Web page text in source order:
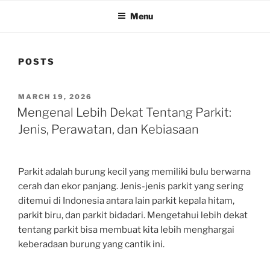
Menu
POSTS
POSTED
ON
MARCH 19, 2026
Mengenal Lebih Dekat Tentang Parkit:
Jenis, Perawatan, dan Kebiasaan
Parkit adalah burung kecil yang memiliki bulu berwarna
cerah dan ekor panjang. Jenis-jenis parkit yang sering
ditemui di Indonesia antara lain parkit kepala hitam,
parkit biru, dan parkit bidadari. Mengetahui lebih dekat
tentang parkit bisa membuat kita lebih menghargai
keberadaan burung yang cantik ini.